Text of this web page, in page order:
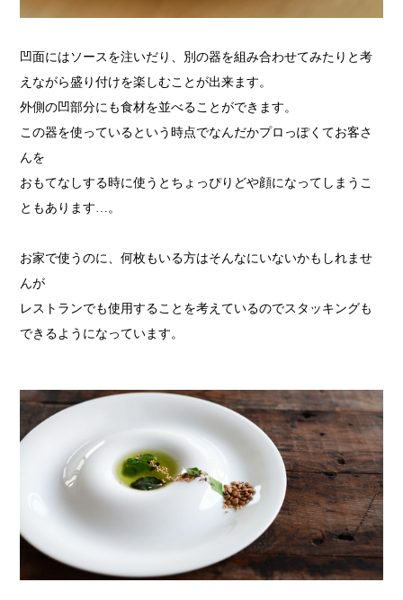
凹面にはソースを注いだり、別の器を組み合わせてみたりと考
えながら盛り付けを楽しむことが出来ます。
外側の凹部分にも食材を並べることができます。
この器を使っているという時点でなんだかプロっぽくてお客さ
んを
おもてなしする時に使うとちょっぴりどや顔になってしまうこ
ともあります…。
お家で使うのに、何枚もいる方はそんなにいないかもしれませ
んが
レストランでも使用することを考えているのでスタッキングも
できるようになっています。